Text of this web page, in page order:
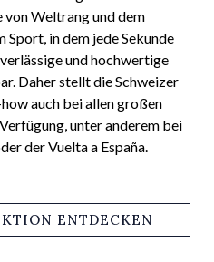
Weltrang und dem
in dem jede Sekunde
und hochwertige
Daher stellt die Schweizer
auch bei allen großen
unter anderem bei
der Vuelta a España.
ENTDECKEN